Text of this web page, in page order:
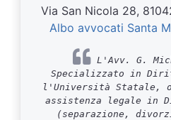
Via San Nicola 28,
Albo avvocati Santa
L'Avv. G.
Specializzato in
l'Università Statale,
assistenza legale in
(separazione,